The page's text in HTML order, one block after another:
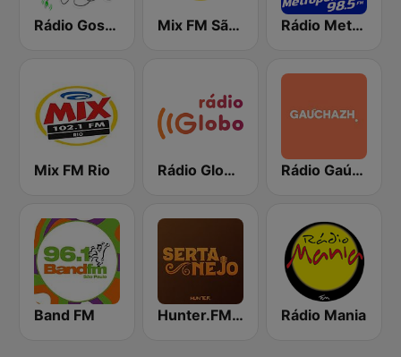
Rádio Gospel Adoração Mix FM São Paulo Rádio Metropolitana 98.5 FM
Mix FM Rio Rádio Globo RJ Rádio Gaúcha ZH
Band FM Hunter.FM - Sertanejo Rádio Mania